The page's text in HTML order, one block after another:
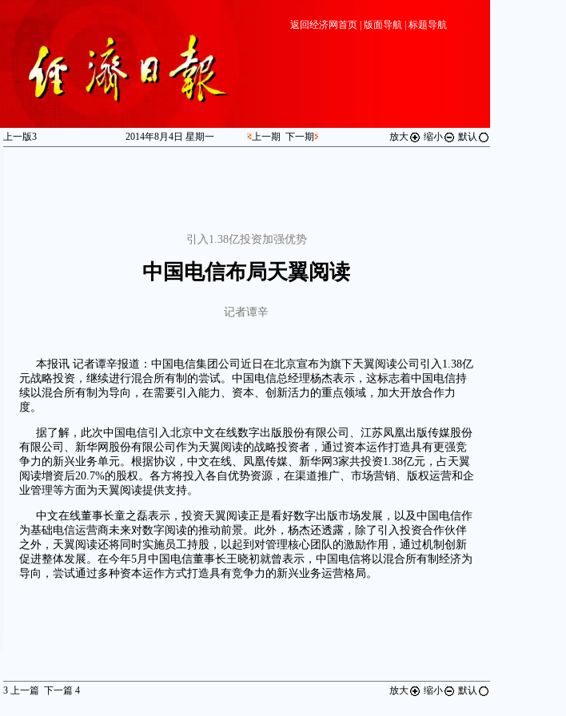
返回经济网首页| 版面导航| 标题导航
上一版3 2014年8月4日 星期一 上一期 下一期 放大 缩小 默认
引入1.38亿投资加强优势
中国电信布局天翼阅读
记者谭辛
本报讯 记者谭辛报道：中国电信集团公司近日在北京宣布为旗下天翼阅读公司引入1.38亿
元战略投资，继续进行混合所有制的尝试。中国电信总经理杨杰表示，这标志着中国电信持
续以混合所有制为导向，在需要引入能力、资本、创新活力的重点领域，加大开放合作力
度。
据了解，此次中国电信引入北京中文在线数字出版股份有限公司、江苏凤凰出版传媒股份
有限公司、新华网股份有限公司作为天翼阅读的战略投资者，通过资本运作打造具有更强竞
争力的新兴业务单元。根据协议，中文在线、凤凰传媒、新华网3家共投资1.38亿元，占天翼
阅读增资后20.7%的股权。各方将投入各自优势资源，在渠道推广、市场营销、版权运营和企
业管理等方面为天翼阅读提供支持。
中文在线董事长童之磊表示，投资天翼阅读正是看好数字出版市场发展，以及中国电信作
为基础电信运营商未来对数字阅读的推动前景。此外，杨杰还透露，除了引入投资合作伙伴
之外，天翼阅读还将同时实施员工持股，以起到对管理核心团队的激励作用，通过机制创新
促进整体发展。在今年5月中国电信董事长王晓初就曾表示，中国电信将以混合所有制经济为
导向，尝试通过多种资本运作方式打造具有竞争力的新兴业务运营格局。
3上一篇 下一篇 4 放大 缩小 默认